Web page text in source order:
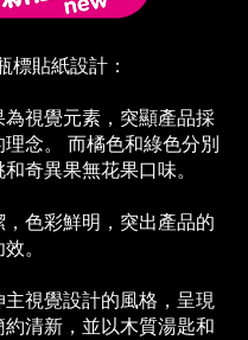
標貼紙設計：
為視覺元素，突顯產品採
念。 而橘色和綠色分別
奇異果無花果口味。
，色彩鮮明，突出產品的
。
視覺設計的風格， 呈現
約清新，並以木質湯匙和